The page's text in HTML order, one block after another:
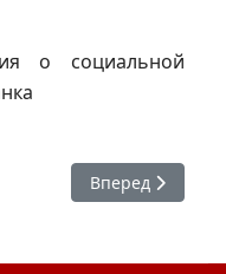
о социальной
- выбор молодых!
Следующий:
Вперед